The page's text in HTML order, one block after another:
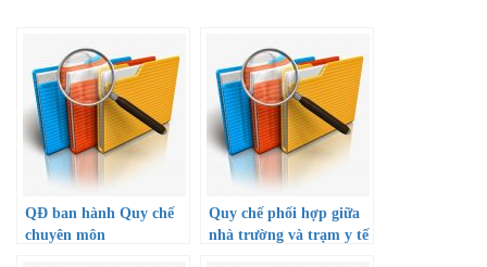
QĐ ban hành Quy chế
chuyên môn
Quy chế phối hợp giữa
nhà trường và trạm y tế